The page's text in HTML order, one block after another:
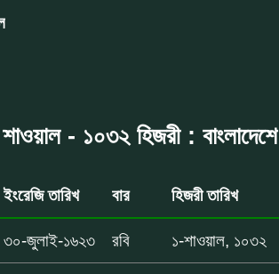
শাওয়াল - ১০৩২ হিজরী : বাংলাদেশে
ইংরেজি তারিখ বার হিজরী তারিখ
৩০-জুলাই-১৬২৩ রবি ১-শাওয়াল, ১০৩২